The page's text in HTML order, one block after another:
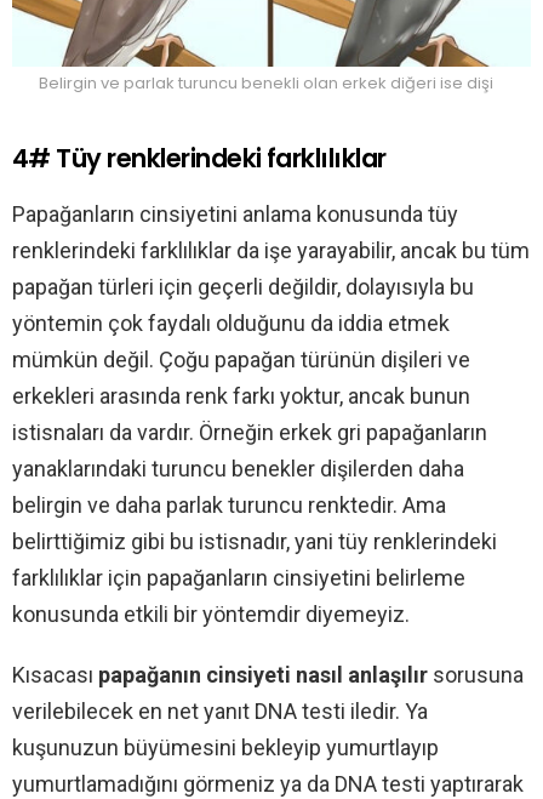
Belirgin ve parlak turuncu benekli olan erkek diğeri ise dişi
4# Tüy renklerindeki farklılıklar
Papağanların cinsiyetini anlama konusunda tüy
renklerindeki farklılıklar da işe yarayabilir, ancak bu tüm
papağan türleri için geçerli değildir, dolayısıyla bu
yöntemin çok faydalı olduğunu da iddia etmek
mümkün değil. Çoğu papağan türünün dişileri ve
erkekleri arasında renk farkı yoktur, ancak bunun
istisnaları da vardır. Örneğin erkek gri papağanların
yanaklarındaki turuncu benekler dişilerden daha
belirgin ve daha parlak turuncu renktedir. Ama
belirttiğimiz gibi bu istisnadır, yani tüy renklerindeki
farklılıklar için papağanların cinsiyetini belirleme
konusunda etkili bir yöntemdir diyemeyiz.
Kısacası papağanın cinsiyeti nasıl anlaşılır sorusuna
verilebilecek en net yanıt DNA testi iledir. Ya
kuşunuzun büyümesini bekleyip yumurtlayıp
yumurtlamadığını görmeniz ya da DNA testi yaptırarak